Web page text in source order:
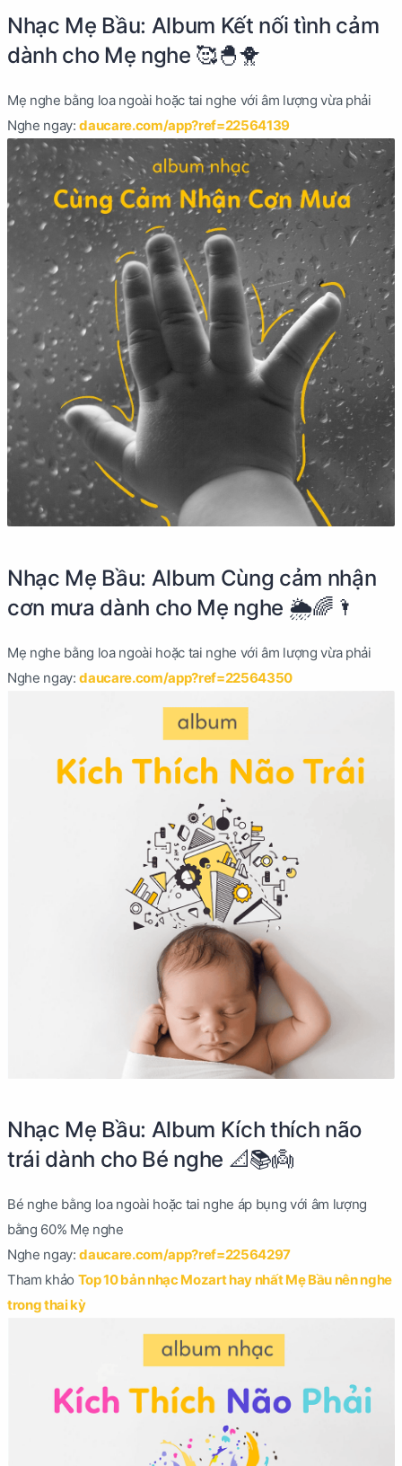
Nhạc Mẹ Bầu: Album Kết nối tình cảm
dành cho Mẹ nghe 🥰🐣🐥
Mẹ nghe bằng loa ngoài hoặc tai nghe với âm lượng vừa phải
Nghe ngay:daucare.com/app?ref=22564139
Nhạc Mẹ Bầu: Album Cùng cảm nhận
cơn mưa dành cho Mẹ nghe 🌦🌈🌂
Mẹ nghe bằng loa ngoài hoặc tai nghe với âm lượng vừa phải
Nghe ngay:daucare.com/app?ref=22564350
Nhạc Mẹ Bầu: Album Kích thích não
trái dành cho Bé nghe 📐📚👼
Bé nghe bằng loa ngoài hoặc tai nghe áp bụng với âm lượng
bằng 60% Mẹ nghe
Nghe ngay:daucare.com/app?ref=22564297
Tham khảo Top 10 bản nhạc Mozart hay nhất Mẹ Bầu nên nghe
trong thai kỳ